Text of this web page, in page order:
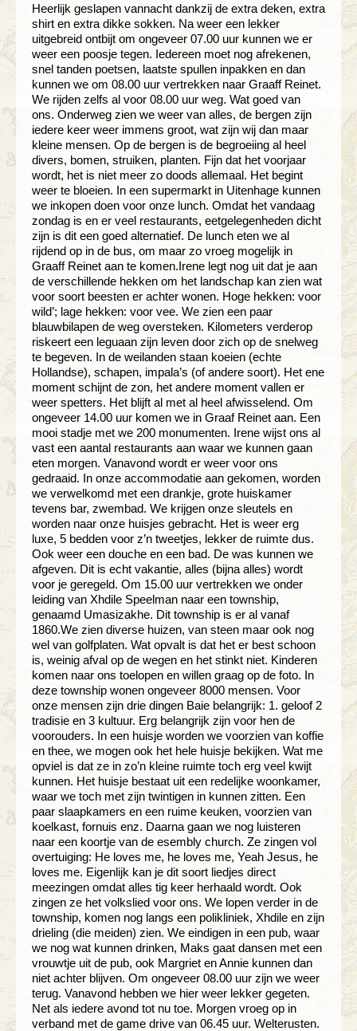
Heerlijk geslapen vannacht dankzij de extra deken, extra
shirt en extra dikke sokken. Na weer een lekker
uitgebreid ontbijt om ongeveer 07.00 uur kunnen we er
weer een poosje tegen. Iedereen moet nog afrekenen,
snel tanden poetsen, laatste spullen inpakken en dan
kunnen we om 08.00 uur vertrekken naar Graaff Reinet.
We rijden zelfs al voor 08.00 uur weg. Wat goed van
ons. Onderweg zien we weer van alles, de bergen zijn
iedere keer weer immens groot, wat zijn wij dan maar
kleine mensen. Op de bergen is de begroeiing al heel
divers, bomen, struiken, planten. Fijn dat het voorjaar
wordt, het is niet meer zo doods allemaal. Het begint
weer te bloeien. In een supermarkt in Uitenhage kunnen
we inkopen doen voor onze lunch. Omdat het vandaag
zondag is en er veel restaurants, eetgelegenheden dicht
zijn is dit een goed alternatief. De lunch eten we al
rijdend op in de bus, om maar zo vroeg mogelijk in
Graaff Reinet aan te komen.Irene legt nog uit dat je aan
de verschillende hekken om het landschap kan zien wat
voor soort beesten er achter wonen. Hoge hekken: voor
wild’; lage hekken: voor vee. We zien een paar
blauwbilapen de weg oversteken. Kilometers verderop
riskeert een leguaan zijn leven door zich op de snelweg
te begeven. In de weilanden staan koeien (echte
Hollandse), schapen, impala’s (of andere soort). Het ene
moment schijnt de zon, het andere moment vallen er
weer spetters. Het blijft al met al heel afwisselend. Om
ongeveer 14.00 uur komen we in Graaf Reinet aan. Een
mooi stadje met we 200 monumenten. Irene wijst ons al
vast een aantal restaurants aan waar we kunnen gaan
eten morgen. Vanavond wordt er weer voor ons
gedraaid. In onze accommodatie aan gekomen, worden
we verwelkomd met een drankje, grote huiskamer
tevens bar, zwembad. We krijgen onze sleutels en
worden naar onze huisjes gebracht. Het is weer erg
luxe, 5 bedden voor z’n tweetjes, lekker de ruimte dus.
Ook weer een douche en een bad. De was kunnen we
afgeven. Dit is echt vakantie, alles (bijna alles) wordt
voor je geregeld. Om 15.00 uur vertrekken we onder
leiding van Xhdile Speelman naar een township,
genaamd Umasizakhe. Dit township is er al vanaf
1860.We zien diverse huizen, van steen maar ook nog
wel van golfplaten. Wat opvalt is dat het er best schoon
is, weinig afval op de wegen en het stinkt niet. Kinderen
komen naar ons toelopen en willen graag op de foto. In
deze township wonen ongeveer 8000 mensen. Voor
onze mensen zijn drie dingen Baie belangrijk: 1. geloof 2
tradisie en 3 kultuur. Erg belangrijk zijn voor hen de
voorouders. In een huisje worden we voorzien van koffie
en thee, we mogen ook het hele huisje bekijken. Wat me
opviel is dat ze in zo’n kleine ruimte toch erg veel kwijt
kunnen. Het huisje bestaat uit een redelijke woonkamer,
waar we toch met zijn twintigen in kunnen zitten. Een
paar slaapkamers en een ruime keuken, voorzien van
koelkast, fornuis enz. Daarna gaan we nog luisteren
naar een koortje van de esembly church. Ze zingen vol
overtuiging: He loves me, he loves me, Yeah Jesus, he
loves me. Eigenlijk kan je dit soort liedjes direct
meezingen omdat alles tig keer herhaald wordt. Ook
zingen ze het volkslied voor ons. We lopen verder in de
township, komen nog langs een polikliniek, Xhdile en zijn
drieling (die meiden) zien. We eindigen in een pub, waar
we nog wat kunnen drinken, Maks gaat dansen met een
vrouwtje uit de pub, ook Margriet en Annie kunnen dan
niet achter blijven. Om ongeveer 08.00 uur zijn we weer
terug. Vanavond hebben we hier weer lekker gegeten.
Net als iedere avond tot nu toe. Morgen vroeg op in
verband met de game drive van 06.45 uur. Welterusten.